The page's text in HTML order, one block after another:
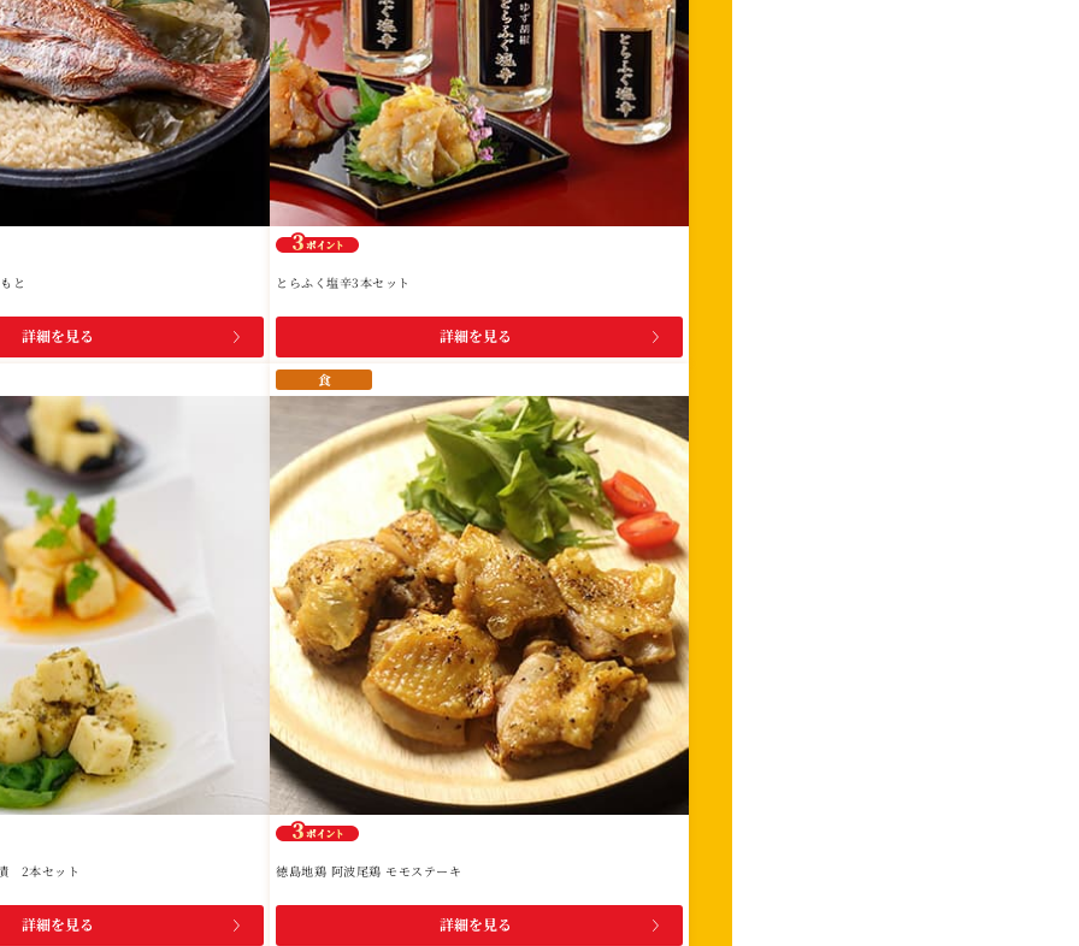
と
詳細を見る
とらふく塩辛3本セット
詳細を見る
2本セット
詳細を見る
食
徳島地鶏 阿波尾鶏 モモステーキ
詳細を見る